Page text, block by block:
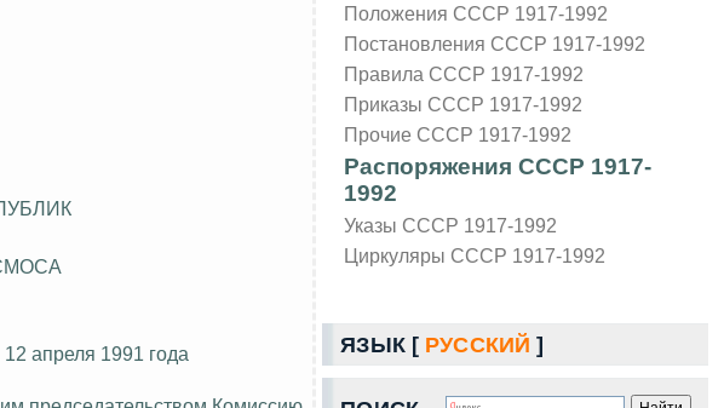
Положения СССР 1917-1992
Постановления СССР 1917-1992
Правила СССР 1917-1992
Приказы СССР 1917-1992
Прочие СССР 1917-1992
Распоряжения СССР 1917-
1992
Указы СССР 1917-1992
Циркуляры СССР 1917-1992
ЯЗЫК [ РУССКИЙ ]
апреля 1991 года